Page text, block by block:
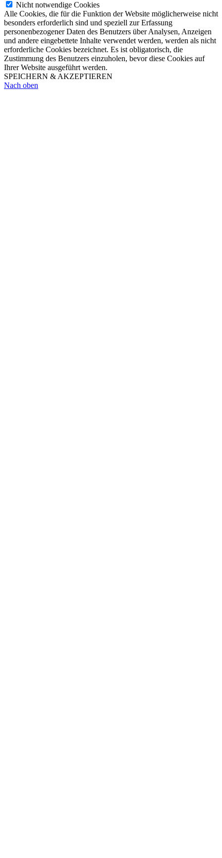
Nicht notwendige Cookies
Alle Cookies, die für die Funktion der Website möglicherweise nicht
besonders erforderlich sind und speziell zur Erfassung
personenbezogener Daten des Benutzers über Analysen, Anzeigen
und andere eingebettete Inhalte verwendet werden, werden als nicht
erforderliche Cookies bezeichnet. Es ist obligatorisch, die
Zustimmung des Benutzers einzuholen, bevor diese Cookies auf
Ihrer Website ausgeführt werden.
SPEICHERN & AKZEPTIEREN
Nach oben